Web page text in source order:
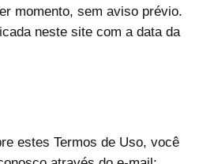
momento, sem aviso prévio.
neste site com a data da
estes Termos de Uso, você